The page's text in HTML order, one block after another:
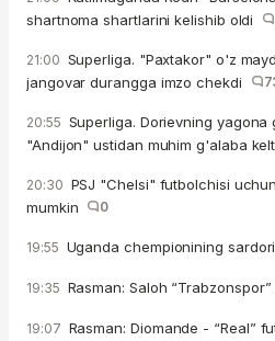
shartnoma shartlarini kelishib oldi
21:00 Superliga. "Paxtakor" o'z
jangovar durangga imzo chekdi
20:55 Superliga. Dorievning
"Andijon" ustidan muhim g'alaba
20:30 PSJ "Chelsi" futbolchisi
mumkin
0
19:55 Uganda chempionining
19:35 Rasman: Saloh
19:07 Rasman: Diomande - “Real”